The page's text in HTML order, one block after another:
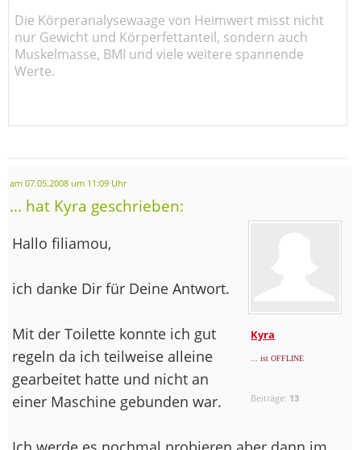
Die Körperanalysewaage von Heimwert misst nicht
nur Gewicht und Körperfettanteil, sondern auch
Muskelmasse, BMI und viele weitere spannende
Werte.
am 07.05.2008 um 11:09 Uhr
... hat Kyra geschrieben:
Kyra
... ist OFFLINE
Beiträge: 13
Hallo filiamou,
ich danke Dir für Deine Antwort.
Mit der Toilette konnte ich gut
regeln da ich teilweise alleine
gearbeitet hatte und nicht an
einer Maschine gebunden war.